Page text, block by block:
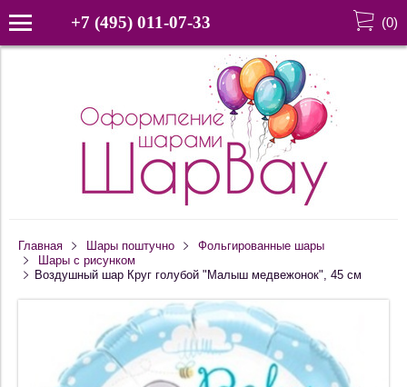
+7 (495) 011-07-33 (0)
Главная Шары поштучно
Фольгированные шары
Шары с рисунком
Воздушный шар Круг голубой "Малыш медвежонок", 45 см